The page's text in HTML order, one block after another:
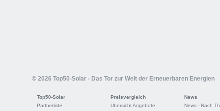
© 2026 Top50-Solar - Das Tor zur Welt der Erneuerbaren Energien
Top50-Solar
Partnerliste
Preisvergleich
Übersicht Angebote
News
News - Nach